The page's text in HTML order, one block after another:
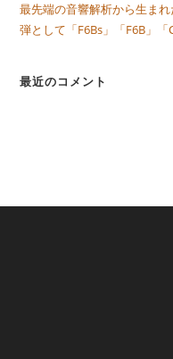
最先端の音響解析から生ま
弾として「F6Bs」「F6B」「
最近のコメント